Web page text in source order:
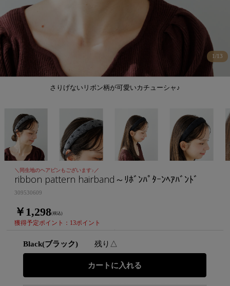
さりげないリボン柄が可愛いカチューシャ♪
1/13
＼同生地のヘアピンもございます♪／
ribbon pattern hairband～ﾘﾎﾞﾝﾊﾟﾀｰﾝﾍｱﾊﾞﾝﾄﾞ
309530609
￥1,298(税込)
獲得予定ポイント：13ポイント
Black(ブラック) 残り△